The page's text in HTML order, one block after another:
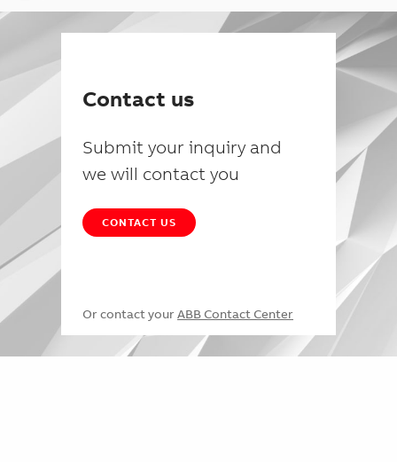
Contact us
Submit your inquiry and
we will contact you
CONTACT US
Or contact your ABB Contact Center